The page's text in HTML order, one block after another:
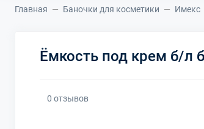
Главная Баночки для косметики Имекс
Ёмкость под крем б/л
0 отзывов